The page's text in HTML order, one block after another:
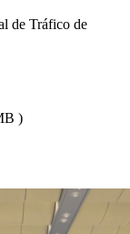
de Tráfico de
)